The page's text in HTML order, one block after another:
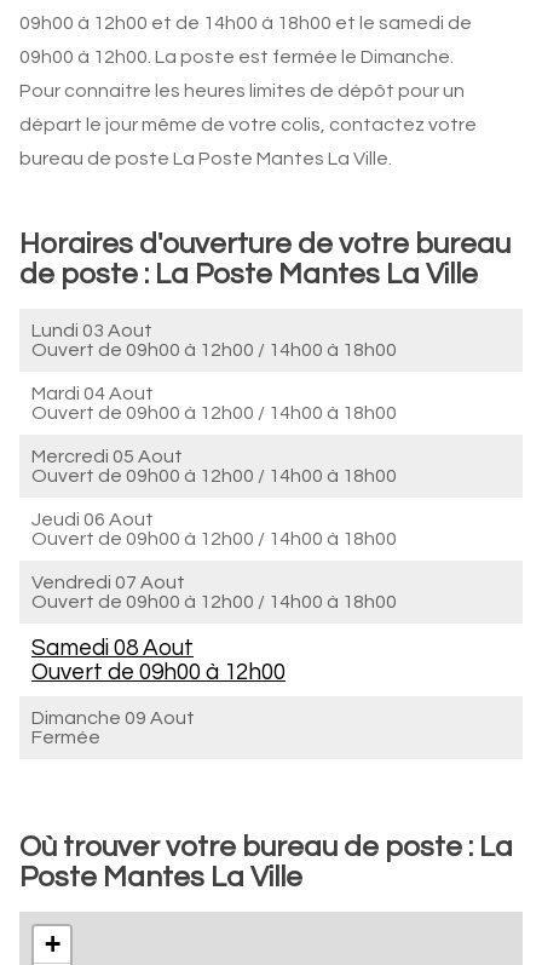
09h00 à 12h00 et de 14h00 à 18h00 et le samedi de
09h00 à 12h00. La poste est fermée le Dimanche.
Pour connaitre les heures limites de dépôt pour un
départ le jour même de votre colis, contactez votre
bureau de poste La Poste Mantes La Ville.
Horaires d'ouverture de votre bureau
de poste : La Poste Mantes La Ville
Lundi 03 Aout
Ouvert de 09h00 à 12h00 / 14h00 à 18h00
Mardi 04 Aout
Ouvert de 09h00 à 12h00 / 14h00 à 18h00
Mercredi 05 Aout
Ouvert de 09h00 à 12h00 / 14h00 à 18h00
Jeudi 06 Aout
Ouvert de 09h00 à 12h00 / 14h00 à 18h00
Vendredi 07 Aout
Ouvert de 09h00 à 12h00 / 14h00 à 18h00
Samedi 08 Aout
Ouvert de 09h00 à 12h00
Dimanche 09 Aout
Fermée
Où trouver votre bureau de poste : La
Poste Mantes La Ville
+